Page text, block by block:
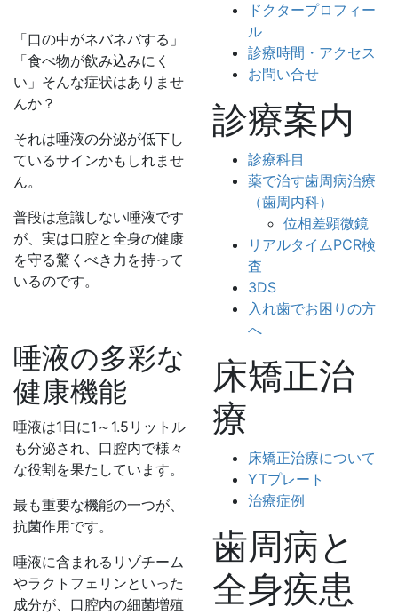
「口の中がネバネバする」
「食べ物が飲み込みにく
い」そんな症状はありませ
んか？
それは唾液の分泌が低下し
ているサインかもしれませ
ん。
普段は意識しない唾液です
が、実は口腔と全身の健康
を守る驚くべき力を持って
いるのです。
唾液の多彩な
健康機能
唾液は1日に1～1.5リットル
も分泌され、口腔内で様々
な役割を果たしています。
最も重要な機能の一つが、
抗菌作用です。
唾液に含まれるリゾチーム
やラクトフェリンといった
成分が、口腔内の細菌増殖
ドクタープロフィー
ル
診療時間・アクセス
お問い合せ
診療案内
診療科目
薬で治す歯周病治療
（歯周内科）
位相差顕微鏡
リアルタイムPCR検
査
3DS
入れ歯でお困りの方
へ
床矯正治
療
床矯正治療について
YTプレート
治療症例
歯周病と
全身疾患